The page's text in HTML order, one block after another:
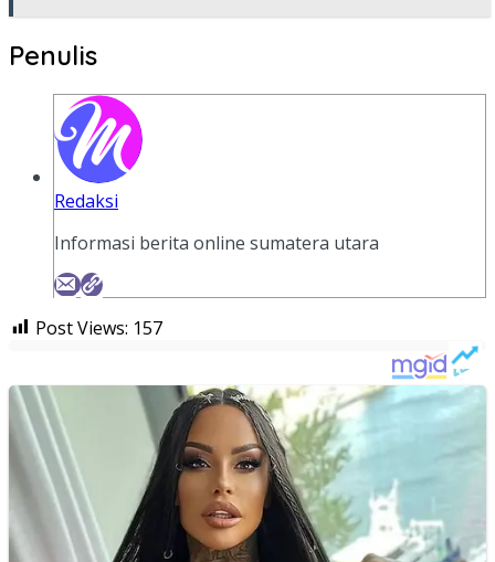
Penulis
Redaksi
Informasi berita online sumatera utara
Post Views: 157